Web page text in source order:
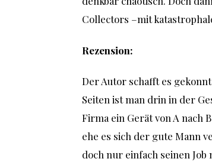
Collectors –mit
Rezension:
Der Autor schafft es
Seiten ist man drin in der
Firma ein Gerät von A nach
ehe es sich der gute Mann
doch nur einfach seinen